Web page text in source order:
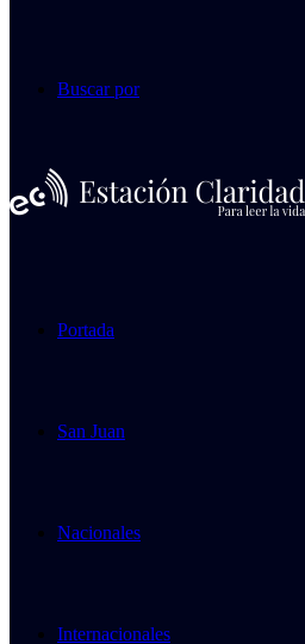
Buscar por
Portada
San Juan
Nacionales
Internacionales